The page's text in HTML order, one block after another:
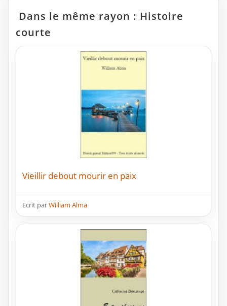
Dans le même rayon : Histoire
courte
Vieillir debout mourir en paix
Ecrit parWilliam Alma